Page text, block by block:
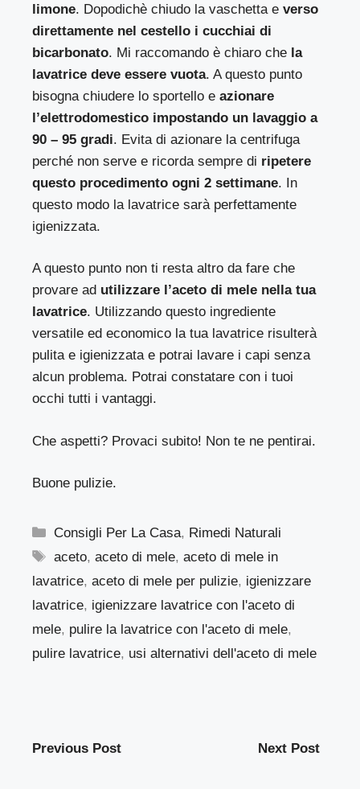
limone. Dopodichè chiudo la vaschetta everso
direttamente nel cestello i cucchiai di
bicarbonato. Mi raccomando è chiaro che la
lavatrice deve essere vuota. A questo punto
bisogna chiudere lo sportello eazionare
l’elettrodomestico impostando un lavaggio a
90 – 95 gradi. Evita di azionare la centrifuga
perché non serve e ricorda sempre di ripetere
questo procedimento ogni 2 settimane. In
questo modo la lavatrice sarà perfettamente
igienizzata.
A questo punto non ti resta altro da fare che
provare ad utilizzare l’aceto di mele nella tua
lavatrice. Utilizzando questo ingrediente
versatile ed economico la tua lavatrice risulterà
pulita e igienizzata e potrai lavare i capi senza
alcun problema. Potrai constatare con i tuoi
occhi tutti i vantaggi.
Che aspetti? Provaci subito! Non te ne pentirai.
Buone pulizie.
Categorie
Consigli Per La Casa, Rimedi Naturali
Tag
aceto,aceto di mele,aceto di mele in
lavatrice, aceto di mele per pulizie, igienizzare
lavatrice, igienizzare lavatrice con l'aceto di
mele, pulire la lavatrice con l'aceto di mele,
pulire lavatrice, usi alternativi dell'aceto di mele
Previous Post Next Post